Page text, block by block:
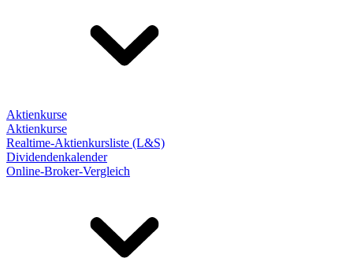
Aktienkurse
Aktienkurse
Realtime-Aktienkursliste (L&S)
Dividendenkalender
Online-Broker-Vergleich